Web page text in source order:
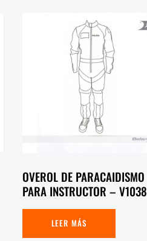
OVEROL DE PARACAIDISMO
PARA INSTRUCTOR – V1038
LEER MÁS